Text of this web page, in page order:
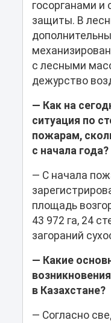
госорганами
защиты. В
с лесными
дежурство
— Как на
ситуация по
пожарам,
с начала года?
— С начала
площадь
43 972 га, 24
загораний
— Какие
в Казахстане?
— Согласно